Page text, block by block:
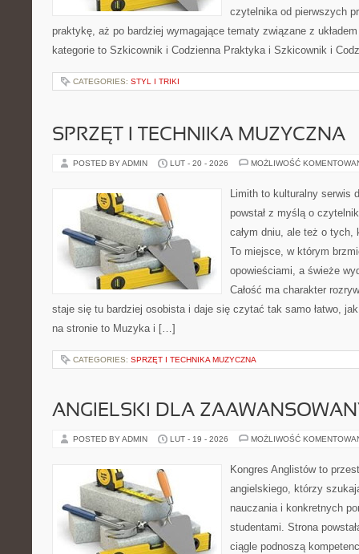
czytelnika od pierwszych
praktykę, aż po bardziej wymagające tematy związane z
kategorie to Szkicownik i Codzienna Praktyka i Szkicownik i
CATEGORIES: STYL I TRIKI
SPRZĘT I TECHNIKA MUZYCZNA
POSTED BY ADMIN LUT - 20 - 2026 MOŻLIWOŚĆ
Limith to kulturalny serwis
powstał z myślą o
całym dniu, ale też o
To miejsce, w którym
opowieściami, a świeże
Całość ma charakter
staje się tu bardziej osobista i daje się czytać tak samo łatwo,
na stronie to Muzyka i […]
CATEGORIES: SPRZĘT I TECHNIKA MUZYCZNA
ANGIELSKI DLA
POSTED BY ADMIN LUT - 19 - 2026 MOŻLIWOŚĆ
Kongres Anglistów to
angielskiego, którzy
nauczania i konkretnych
studentami. Strona
ciągle podnoszą